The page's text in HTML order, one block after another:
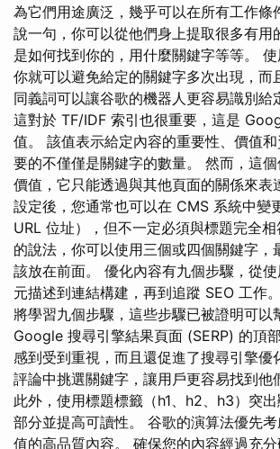
為它們用途廣泛，幾乎可以在所有工作條
說一句，你可以從他們身上提取很多有用
是如何找到你的，用什麼關鍵字等等。
你就可以避免給定的關鍵字多次出現，而
同義詞可以讓谷歌的機器人更容易識別給
這對於 TF/IDF 索引也很重要，這是
值。 該值表示給定內容的重要性、價值
要的不僅僅是關鍵字的數量。 然而，這
價值，它只能透過與其他頁面的關係來表
設定後，您通常也可以在 CMS 系統中變
URL 位址），但不一定必須與標題完全
的說法，你可以使用三個或四個關鍵字，
該放在前面。 優化內容有九個步驟，從
元描述到連結構建，再到追蹤 SEO 工作
將學習九個步驟，這些步驟已被證明可以
Google 搜尋引擎結果頁面 (SERP) 的頂
感到受到重視，而且還促進了搜尋引擎優
評論中挑選關鍵字，讓用戶更容易找到他
此外，使用標題標籤（h1、h2、h3）突
部分並提高可讀性。 谷歌的演算法優先
值的高品質內容。 確保您的內容經過充